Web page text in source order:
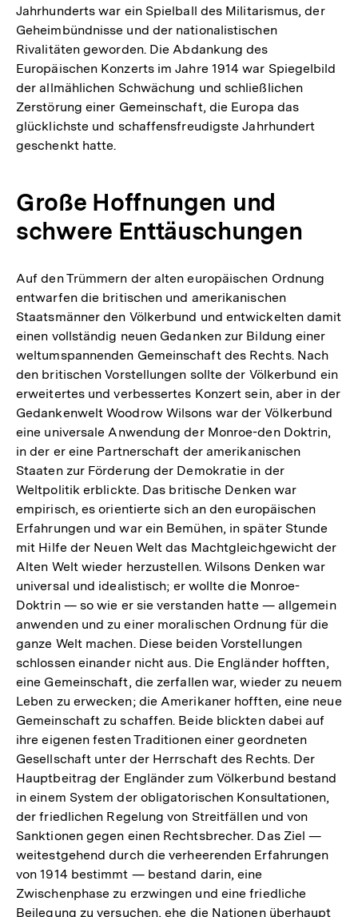
Jahrhunderts war ein Spielball des Militarismus, der
Geheimbündnisse und der nationalistischen
Rivalitäten geworden. Die Abdankung des
Europäischen Konzerts im Jahre 1914 war Spiegelbild
der allmählichen Schwächung und schließlichen
Zerstörung einer Gemeinschaft, die Europa das
glücklichste und schaffensfreudigste Jahrhundert
geschenkt hatte.
Große Hoffnungen und
schwere Enttäuschungen
Auf den Trümmern der alten europäischen Ordnung
entwarfen die britischen und amerikanischen
Staatsmänner den Völkerbund und entwickelten damit
einen vollständig neuen Gedanken zur Bildung einer
weltumspannenden Gemeinschaft des Rechts. Nach
den britischen Vorstellungen sollte der Völkerbund ein
erweitertes und verbessertes Konzert sein, aber in der
Gedankenwelt Woodrow Wilsons war der Völkerbund
eine universale Anwendung der Monroe-den Doktrin,
in der er eine Partnerschaft der amerikanischen
Staaten zur Förderung der Demokratie in der
Weltpolitik erblickte. Das britische Denken war
empirisch, es orientierte sich an den europäischen
Erfahrungen und war ein Bemühen, in später Stunde
mit Hilfe der Neuen Welt das Machtgleichgewicht der
Alten Welt wieder herzustellen. Wilsons Denken war
universal und idealistisch; er wollte die Monroe-
Doktrin — so wie er sie verstanden hatte — allgemein
anwenden und zu einer moralischen Ordnung für die
ganze Welt machen. Diese beiden Vorstellungen
schlossen einander nicht aus. Die Engländer hofften,
eine Gemeinschaft, die zerfallen war, wieder zu neuem
Leben zu erwecken; die Amerikaner hofften, eine neue
Gemeinschaft zu schaffen. Beide blickten dabei auf
ihre eigenen festen Traditionen einer geordneten
Gesellschaft unter der Herrschaft des Rechts. Der
Hauptbeitrag der Engländer zum Völkerbund bestand
in einem System der obligatorischen Konsultationen,
der friedlichen Regelung von Streitfällen und von
Sanktionen gegen einen Rechtsbrecher. Das Ziel —
weitestgehend durch die verheerenden Erfahrungen
von 1914 bestimmt — bestand darin, eine
Zwischenphase zu erzwingen und eine friedliche
Beilegung zu versuchen, ehe die Nationen überhaupt